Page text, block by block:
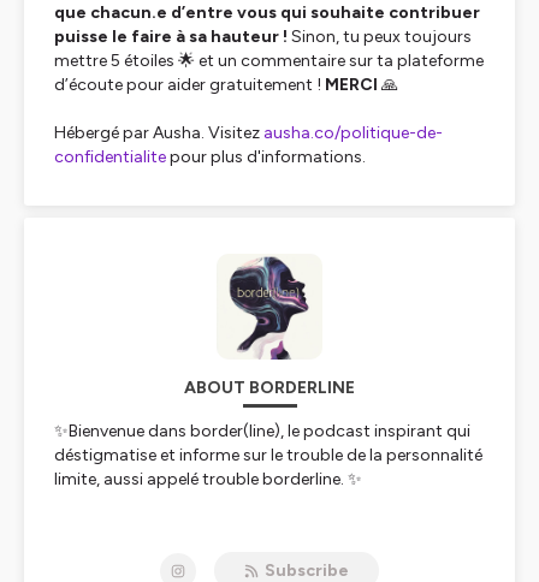
que chacun.e d’entre vous qui souhaite contribuer
puisse le faire à sa hauteur ! Sinon, tu peux toujours
mettre 5 étoiles 🌟 et un commentaire sur ta plateforme
d’écoute pour aider gratuitement ! MERCI 🙏
Hébergé par Ausha. Visitez ausha.co/politique-de-
confidentialitepour plus d'informations.
ABOUT BORDERLINE
✨Bienvenue dans border(line), le podcast inspirant qui
déstigmatise et informe sur le trouble de la personnalité
limite, aussi appelé trouble borderline. ✨
concerné.e.s, aidant.e.s ou professionnel.lle.s de santé),
Subscribe